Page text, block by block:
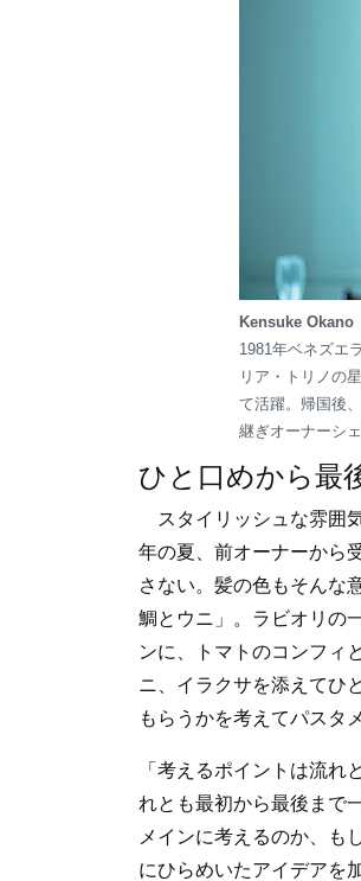
Kensuke Okano
1981年ベネズエ
リア・トリノの
て活躍。帰国後
継ぎオーナーシェ
ひと口めから最
スタイリッシュな雰囲
年の夏、前オーナーから
さない。髪の色もそんな
鯛とウニ」。ラビオリの
ンに、トマトのコンフィ
ニ、イラクサを添えてひ
もらうかを考えてパスタ
「考えるポイントは流
れとも最初から最後まで
メインに考えるのか、も
にひらめいたアイデアを